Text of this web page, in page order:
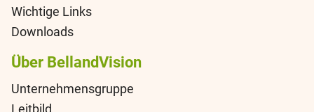
Wichtige Links
Downloads
Über BellandVision
Unternehmensgruppe
Leitbild